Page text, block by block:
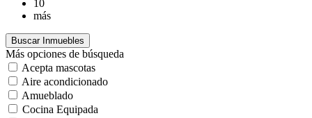
10
más
Más opciones de búsqueda
Acepta mascotas
Aire acondicionado
Amueblado
Cocina Equipada